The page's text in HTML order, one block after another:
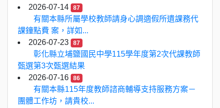
2026-07-14
87
有關本縣所屬學校教師請身心調適假所遺課務代
課鐘點費 案，詳如...
2026-07-23
87
彰化縣立埔鹽國民中學115學年度第2次代課教師
甄選第3次甄選結果
2026-07-16
86
有關本縣115年度教師諮商輔導支持服務方案－
團體工作坊，請貴校...